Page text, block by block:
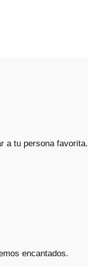
a tu persona favorita.
encantados.